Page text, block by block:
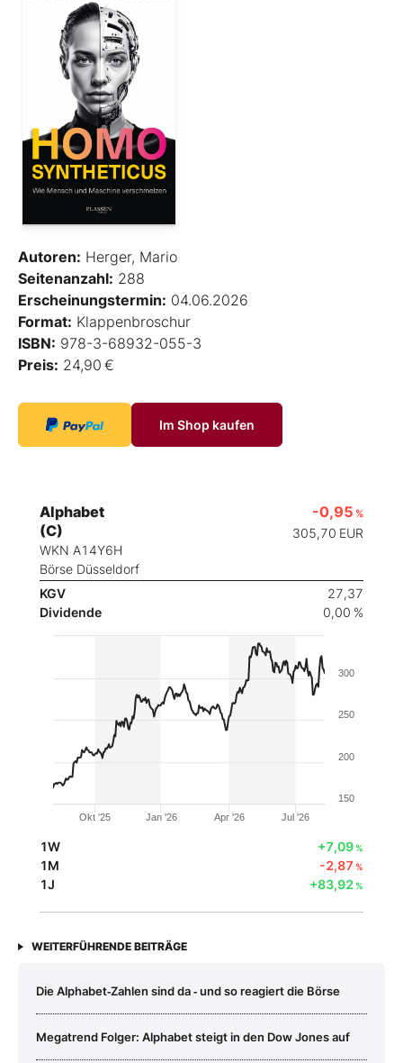
Autoren: Herger, Mario
Seitenanzahl: 288
Erscheinungstermin: 04.06.2026
Format: Klappenbroschur
ISBN: 978-3-68932-055-3
Preis: 24,90 €
Im Shop kaufen
Alphabet
(C)
WKN A14Y6H
Börse Düsseldorf
-0,95 %
305,70 EUR
KGV
27,37
Dividende
0,00 %
Okt '25 Jan '26 Apr '26 Jul '26
150
200
250
300
1W +7,09%
1M -2,87 %
1J +83,92%
WEITERFÜHRENDE BEITRÄGE
Die Alphabet‑Zahlen sind da ‑ und so reagiert die Börse
Megatrend Folger: Alphabet steigt in den Dow Jones auf